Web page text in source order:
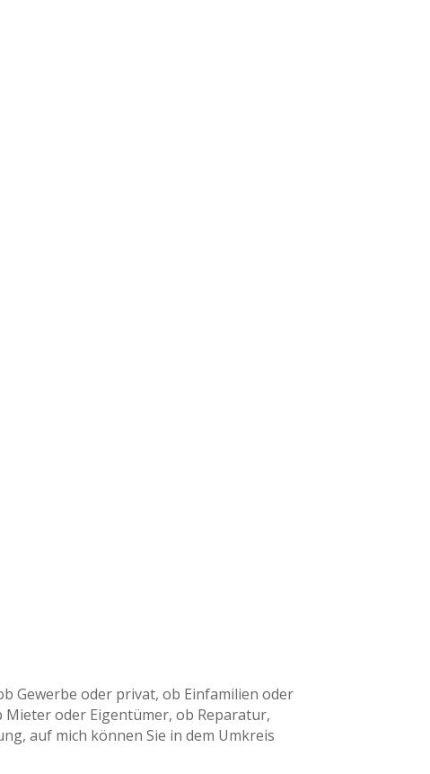
Gewerbe oder privat, ob Einfamilien oder
oder Eigentümer, ob Reparatur,
auf mich können Sie in dem Umkreis